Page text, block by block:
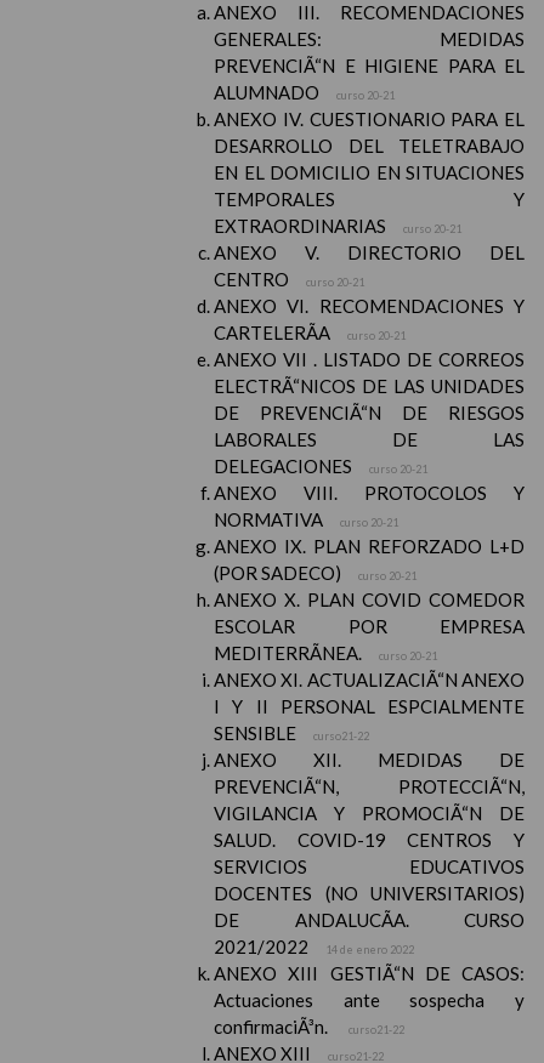
ANEXO III. RECOMENDACIONES
GENERALES: MEDIDAS
PREVENCIÃ“N E HIGIENE PARA EL
ALUMNADO
curso 20-21
ANEXO IV. CUESTIONARIO PARA EL
DESARROLLO DEL TELETRABAJO
EN EL DOMICILIO EN SITUACIONES
TEMPORALES Y
EXTRAORDINARIAS
curso 20-21
ANEXO V. DIRECTORIO DEL
CENTRO
curso 20-21
ANEXO VI. RECOMENDACIONES Y
CARTELERÃA
curso 20-21
ANEXO VII . LISTADO DE CORREOS
ELECTRÃ“NICOS DE LAS UNIDADES
DE PREVENCIÃ“N DE RIESGOS
LABORALES DE LAS
DELEGACIONES
curso 20-21
ANEXO VIII. PROTOCOLOS Y
NORMATIVA
curso 20-21
ANEXO IX. PLAN REFORZADO L+D
(POR SADECO)
curso 20-21
ANEXO X. PLAN COVID COMEDOR
ESCOLAR POR EMPRESA
MEDITERRÃNEA.
curso 20-21
ANEXO XI. ACTUALIZACIÃ“N ANEXO
I Y II PERSONAL ESPCIALMENTE
SENSIBLE
curso21-22
ANEXO XII. MEDIDAS DE
PREVENCIÃ“N, PROTECCIÃ“N,
VIGILANCIA Y PROMOCIÃ“N DE
SALUD. COVID-19 CENTROS Y
SERVICIOS EDUCATIVOS
DOCENTES (NO UNIVERSITARIOS)
DE ANDALUCÃA. CURSO
2021/2022
14 de enero 2022
ANEXO XIII GESTIÃ“N DE CASOS:
Actuaciones ante sospecha y
confirmaciÃ³n.
curso21-22
ANEXO XIII curso21-22